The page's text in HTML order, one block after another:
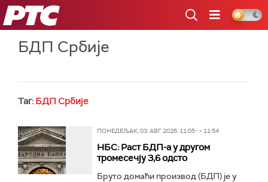
РТС
БДП Србије
Таг: БДП Србије
ПОНЕДЕЉАК, 03. АВГ 2026, 11:05 -> 11:54
НБС: Раст БДП-а у другом
тромесечју 3,6 одсто
Бруто домаћи производ (БДП) је у